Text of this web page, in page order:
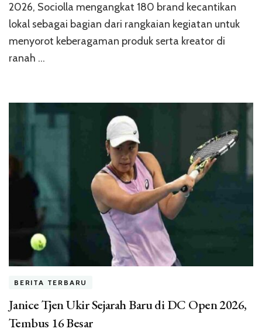
2026, Sociolla mengangkat 180 brand kecantikan
lokal sebagai bagian dari rangkaian kegiatan untuk
menyorot keberagaman produk serta kreator di
ranah …
BERITA TERBARU
Janice Tjen Ukir Sejarah Baru di DC Open 2026,
Tembus 16 Besar